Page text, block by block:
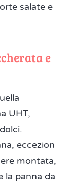
salate e
e
UHT,
eccezion
montata,
la panna da